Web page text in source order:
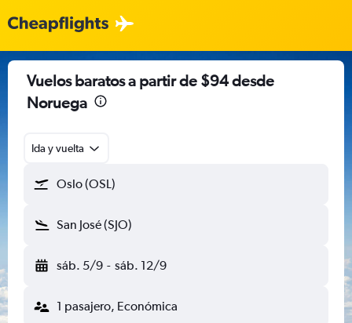
Vuelos baratos a partir de $94 desde
Noruega
Ida y vuelta
Oslo (OSL)
San José (SJO)
sáb. 5/9 - sáb. 12/9
1 pasajero, Económica